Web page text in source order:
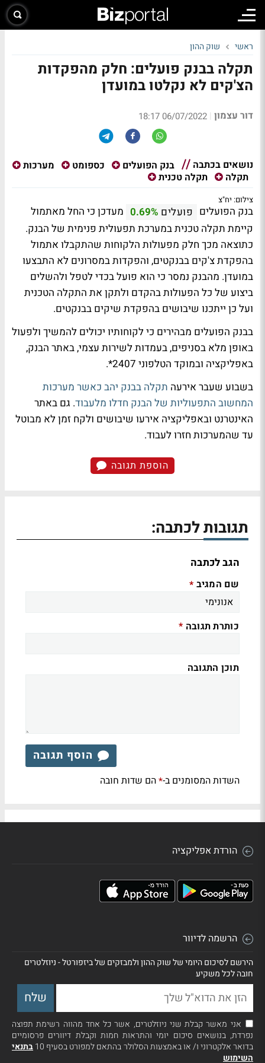
ראשי שוק ההון
תקלה בבנק פועלים: חלק מהפקדות
הצ'קים לא נקלטו במועדן
דור עצמון |
06/07/2022 18:17
נושאים בכתבה בנק הפועלים כספומט
מערכות
תקלה
תקלה טכנית
צילום: יח"צ
בנק הפועלים פועלים 0.69% מעדכן כי החל מאתמול
קיימת תקלה טכנית במערכת תפעולית פנימית של הבנק.
כתוצאה מכך חלק מפעולות הלקוחות שהתקבלו אתמול
בהפקדת צ'קים בבנקטים, והפקדות במסרונים לא התבצעו
במועדן. מהבנק נמסר כי הוא פועל בכדי לטפל ולהשלים
ביצוע של כל הפעולות בהקדם ולתקן את התקלה הטכנית
ועל כן ייתכנו שיבושים בהפקדת שיקים בבנקטים.
בבנק הפועלים מבהירים כי לקוחותיו יכולים להמשיך ולפעול
באופן מלא בסניפים, בעמדות לשירות עצמי, באתר הבנק,
באפליקציה ובמוקד הטלפוני 2407*.
בשבוע שעבר אירעה תקלה בבנק יהב כאשר מערכות
המחשוב התפעוליות של הבנק חדלו מלעבוד. גם באתר
האינטרנט ובאפליקציה אירעו שיבושים ולקח זמן לא מבוטל
עד שהמערכות חזרו לעבוד.
הוספת תגובה
תגובות לכתבה:
הגב לכתבה
שם המגיב *
כותרת תגובה *
תוכן התגובה
הוסף תגובה
השדות המסומנים ב-*הם שדות חובה
הורדת אפליקציה
הרשמה לדיוור
הירשם לסיכום היומי של שוק ההון ולמבזקים של ביזפורטל - ניוזלטרים
חובה לכל משקיע
אני מאשר קבלת שני ניוזלטרים, אשר כל אחד מהווה רשימת תפוצה
נפרדת, בנושאים סיכום יומי והתראות חמות וקבלת דיוורים פרסומיים
בדואר אלקטרוני ו/ או באמצעות הסלולר בהתאם למפורט בסעיף 10
בתנאי
השימוש